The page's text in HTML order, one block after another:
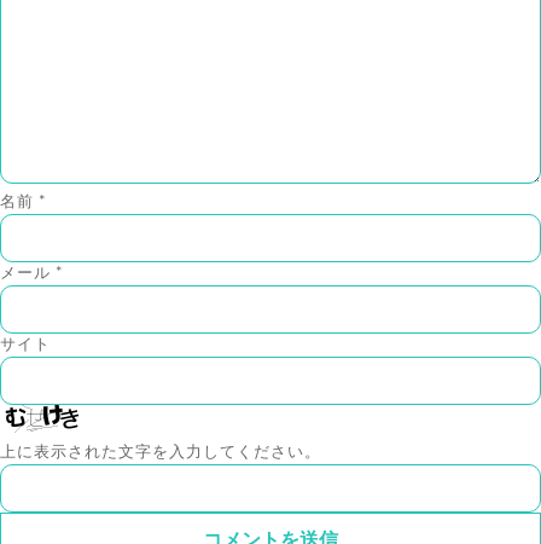
名前 *
メール *
サイト
上に表示された文字を入力してください。